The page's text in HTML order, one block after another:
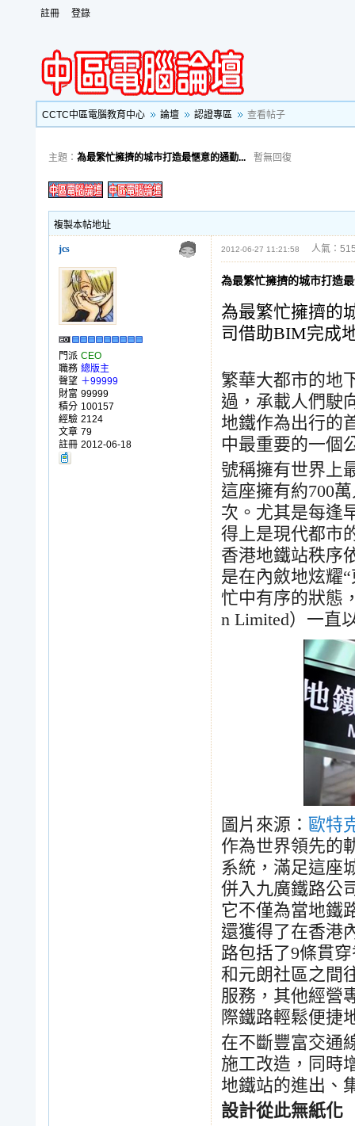
註冊 登錄
CCTC中區電腦教育中心 論壇 認證專區 查看帖子
主題： 為最繁忙擁擠的城市打造最愜意的通勤... 暫無回復
複製本帖地址
jcs 2012-06-27 11:21:58 人氣：
門派 CEO
職務 總版主
聲望 ＋99999
財富 99999
積分 100157
經驗 2124
文章 79
註冊 2012-06-18
為最繁忙擁擠的城市打造
為最繁忙擁擠的
司借助BIM完成
繁華大都市的地
過，承載人們駛
地鐵作為出行的
中最重要的一個
號稱擁有世界上
這座擁有約700
次。尤其是每逢
得上是現代都市
香港地鐵站秩序
是在內斂地炫耀“
忙中有序的狀態
n Limited）一直
圖片來源： 歐特
作為世界領先的
系統，滿足這座
併入九廣鐵路公
它不僅為當地鐵
還獲得了在香港
路包括了9條貫
和元朗社區之間
服務，其他經營
際鐵路輕鬆便捷
在不斷豐富交通
施工改造，同時
地鐵站的進出、
設計從此無紙化